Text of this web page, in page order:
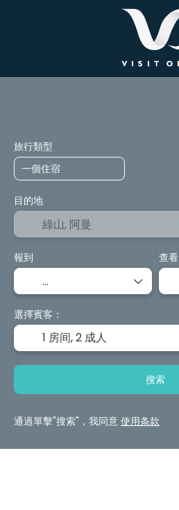
旅行類型
目的地
報到 查看
選擇賓客：
1 房间,2 成人
搜索
通過單擊"搜索"，我同意 使用条款